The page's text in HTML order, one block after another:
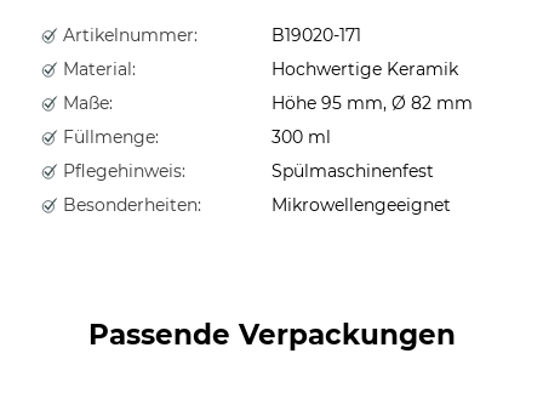
Artikelnummer:
B19020-171
Material:
Hochwertige Keramik
Maße:
Höhe 95 mm, Ø 82 mm
Füllmenge:
300 ml
Pflegehinweis:
Spülmaschinenfest
Besonderheiten:
Mikrowellengeeignet
Passende Verpackungen